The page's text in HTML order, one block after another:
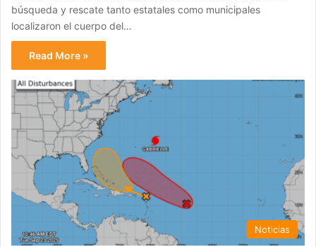
búsqueda y rescate tanto estatales como municipales
localizaron el cuerpo del…
Read More »
Noticias